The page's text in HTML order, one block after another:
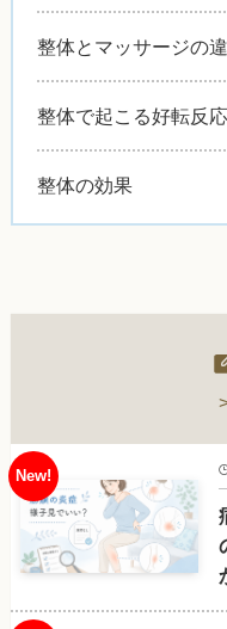
整体とマッサージの
整体で起こる好転反
整体の効果